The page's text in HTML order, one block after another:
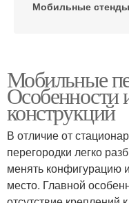
Мобильные стенды
перегородка
Мобильные
конструкций
В отличие от
перегородки легко
менять конфигурацию
место. Главной